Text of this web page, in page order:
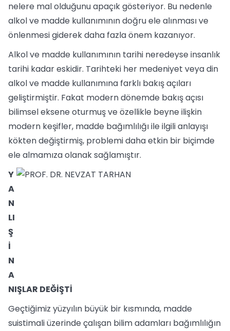
nelere mal olduğunu apaçık gösteriyor. Bu nedenle
alkol ve madde kullanımının doğru ele alınması ve
önlenmesi giderek daha fazla önem kazanıyor.
Alkol ve madde kullanımının tarihi neredeyse insanlık
tarihi kadar eskidir. Tarihteki her medeniyet veya din
alkol ve madde kullanımına farklı bakış açıları
geliştirmiştir. Fakat modern dönemde bakış açısı
bilimsel eksene oturmuş ve özellikle beyne ilişkin
modern keşifler, madde bağımlılığı ile ilgili anlayışı
kökten değiştirmiş, problemi daha etkin bir biçimde
ele almamıza olanak sağlamıştır.
Y
A
N
LI
Ş
İ
N
A
NIŞLAR DEĞİŞTİ
Geçtiğimiz yüzyılın büyük bir kısmında, madde
suistimali üzerinde çalışan bilim adamları bağımlılığın